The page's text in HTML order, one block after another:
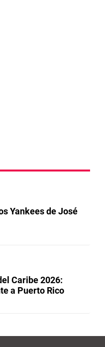
Yankees de José
Caribe 2026:
a Puerto Rico